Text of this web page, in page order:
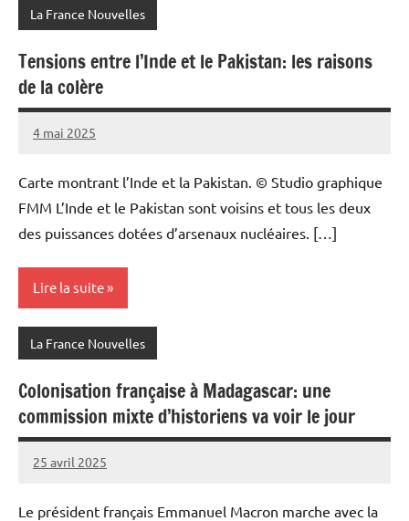
La France Nouvelles
Tensions entre l’Inde et le Pakistan: les raisons
de la colère
4 mai 2025
Admins
Carte montrant l’Inde et la Pakistan. © Studio graphique
FMM L’Inde et le Pakistan sont voisins et tous les deux
des puissances dotées d’arsenaux nucléaires. […]
Lire la suite
La France Nouvelles
Colonisation française à Madagascar: une
commission mixte d’historiens va voir le jour
25 avril 2025
Admins
Le président français Emmanuel Macron marche avec la